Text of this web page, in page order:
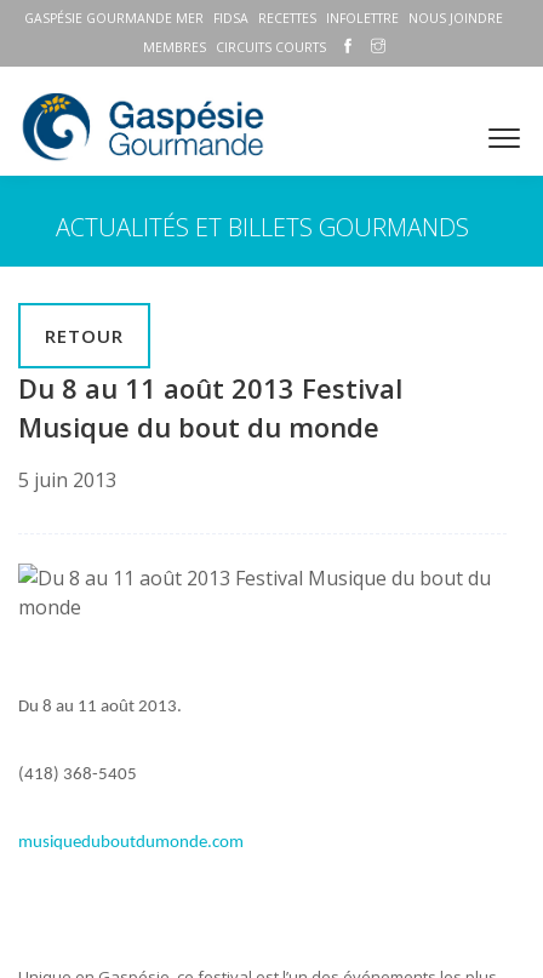
GASPÉSIE GOURMANDE MER FIDSA RECETTES INFOLETTRE
NOUS JOINDRE
MEMBRES
CIRCUITS COURTS
ACTUALITÉS ET BILLETS GOURMANDS
RETOUR
Du 8 au 11 août 2013 Festival
Musique du bout du monde
5 juin 2013
Du 8 au 11 août 2013.
(418) 368-5405
musiqueduboutdumonde.com